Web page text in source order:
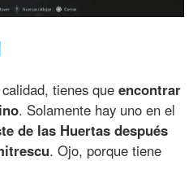
tienes queencontrar
. Solamente hay uno en el
de las Huertas después
. Ojo, porque tiene